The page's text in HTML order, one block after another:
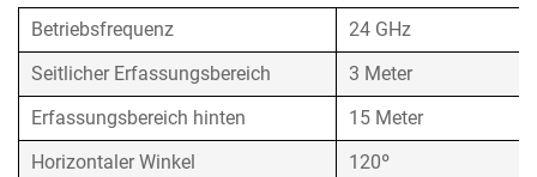
Betriebsfrequenz
24 GHz
Seitlicher Erfassungsbereich
3 Meter
Erfassungsbereich hinten
15 Meter
Horizontaler Winkel
120º